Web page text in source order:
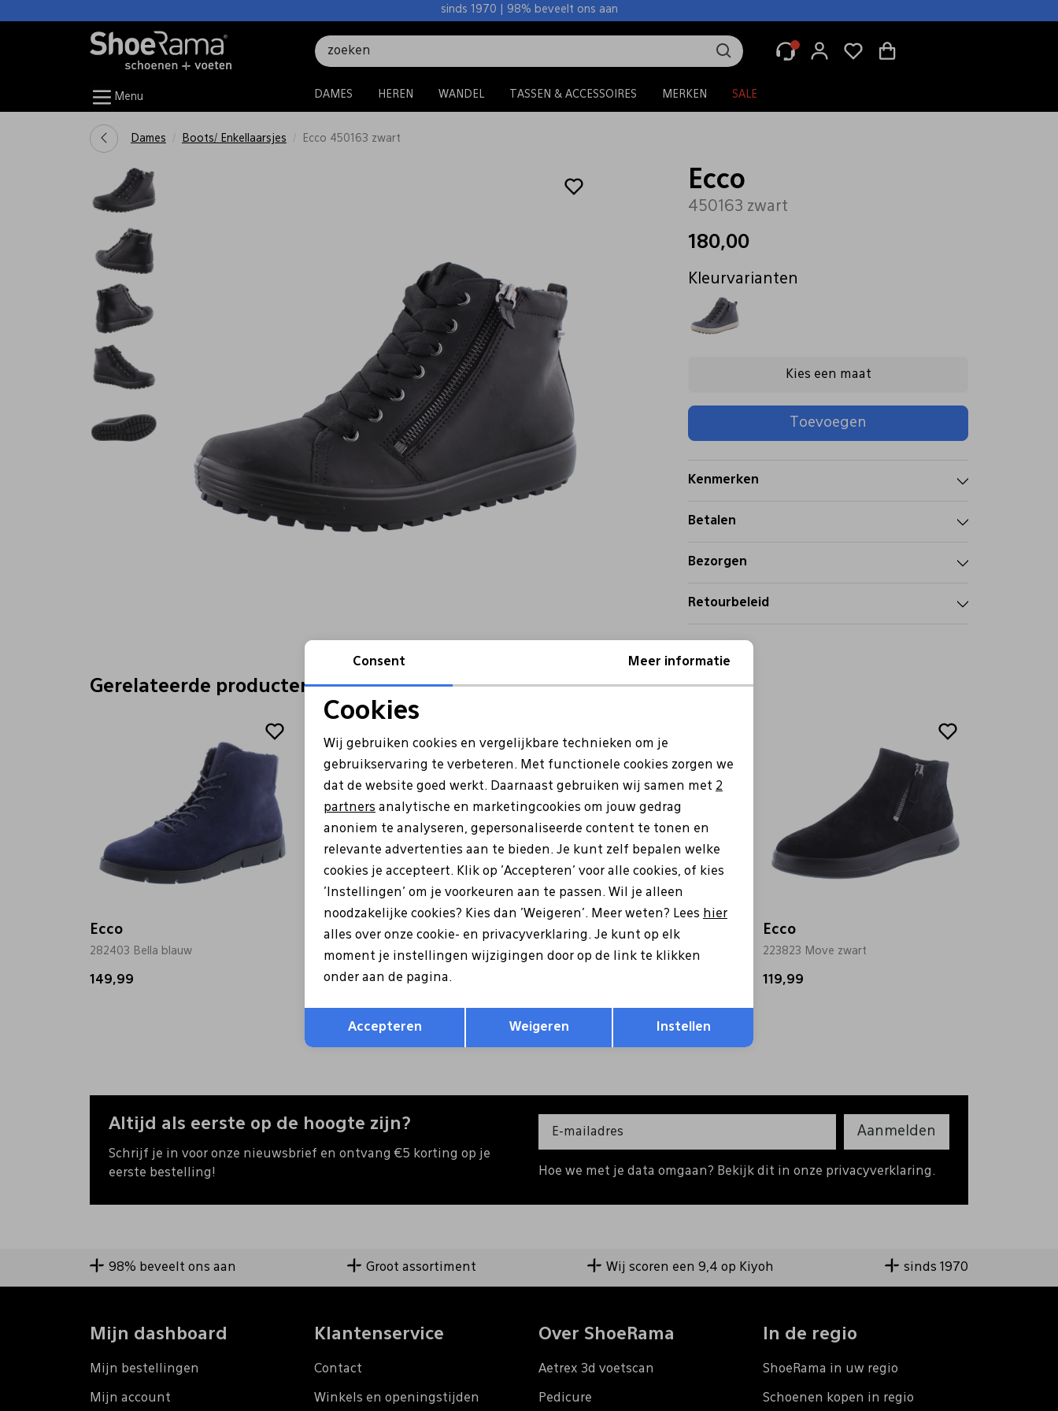
sinds 1970 | 98% beveelt ons aan
Menu DAMES HEREN WANDEL TASSEN & ACCESSOIRES MERKEN SALE
Dames Boots/ Enkellaarsjes Ecco 450163 zwart
Ecco
450163 zwart
180,00
Kleurvarianten
Kies een maat
Toevoegen
Kenmerken
Betalen
Bezorgen
Retourbeleid
Gerelateerde producten
Ecco
282403 Bella blauw
149,99
Ecco
282403 Bella zwart
149,99
Ecco
202213 Alaina zwart
Ecco
223823 Move zwart
119,99
Altijd als eerste op de hoogte zijn?
Schrijf je in voor onze nieuwsbrief en ontvang €5 korting op je
eerste bestelling!
Aanmelden
Hoe we met je data omgaan? Bekijk dit in onze privacyverklaring.
98% beveelt ons aan Groot assortiment Wij scoren een 9,4 op Kiyoh sinds 1970
Mijn dashboard
Mijn bestellingen
Mijn account
Klantenservice
Contact
Winkels en openingstijden
Over ShoeRama
Aetrex 3d voetscan
Pedicure
In de regio
ShoeRama in uw regio
Schoenen kopen in regio
Analytische cookies Marketing cookies
Opslaan
Consent Meer informatie
Cookies
Wij gebruiken cookies en vergelijkbare technieken om je
gebruikservaring te verbeteren. Met functionele cookies zorgen we
dat de website goed werkt. Daarnaast gebruiken wij samen met 2
partners analytische en marketingcookies om jouw gedrag
anoniem te analyseren, gepersonaliseerde content te tonen en
relevante advertenties aan te bieden. Je kunt zelf bepalen welke
cookies je accepteert. Klik op 'Accepteren' voor alle cookies, of kies
'Instellingen' om je voorkeuren aan te passen. Wil je alleen
noodzakelijke cookies? Kies dan 'Weigeren'. Meer weten? Lees hier
alles over onze cookie- en privacyverklaring. Je kunt op elk
moment je instellingen wijzigingen door op de link te klikken
onder aan de pagina.
Accepteren Weigeren Instellen